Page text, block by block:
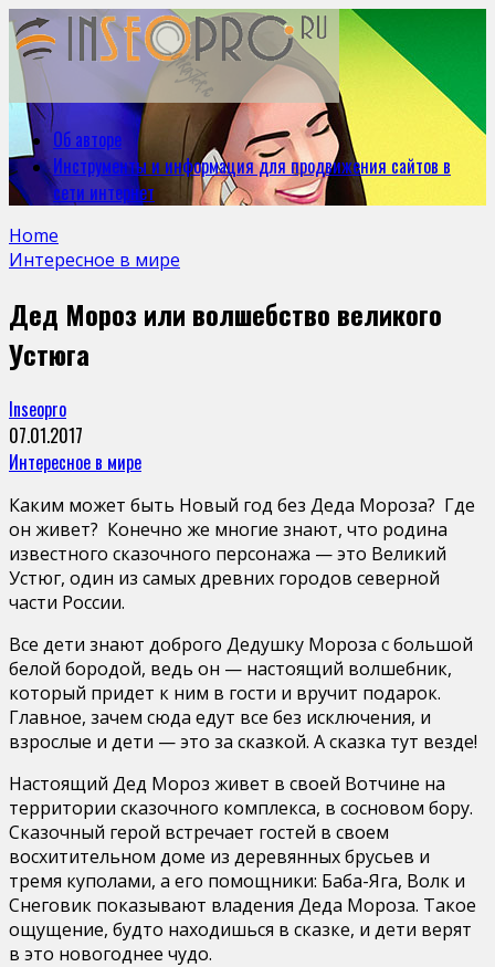
Об авторе
Инструменты и информация для продвижения сайтов в
сети интернет
Home
Интересное в мире
Дед Мороз или волшебство великого
Устюга
Inseopro
07.01.2017
Интересное в мире
Каким может быть Новый год без Деда Мороза? Где
он живет? Конечно же многие знают, что родина
известного сказочного персонажа — это Великий
Устюг, один из самых древних городов северной
части России.
Все дети знают доброго Дедушку Мороза с большой
белой бородой, ведь он — настоящий волшебник,
который придет к ним в гости и вручит подарок.
Главное, зачем сюда едут все без исключения, и
взрослые и дети — это за сказкой. А сказка тут везде!
Настоящий Дед Мороз живет в своей Вотчине на
территории сказочного комплекса, в сосновом бору.
Сказочный герой встречает гостей в своем
восхитительном доме из деревянных брусьев и
тремя куполами, а его помощники: Баба-Яга, Волк и
Снеговик показывают владения Деда Мороза. Такое
ощущение, будто находишься в сказке, и дети верят
в это новогоднее чудо.